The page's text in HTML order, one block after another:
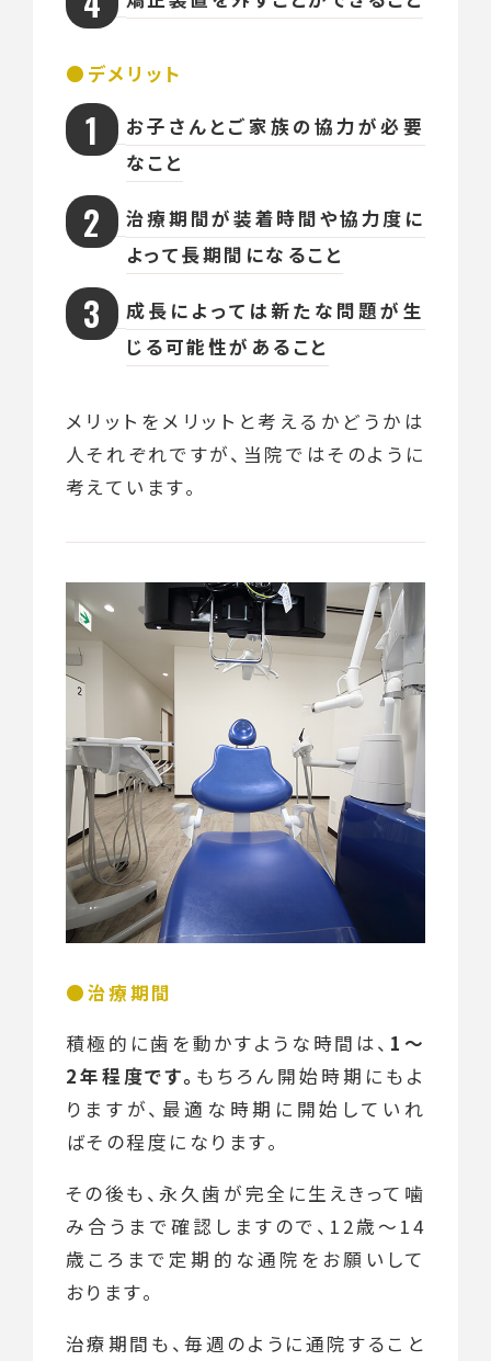
デメリット
お子さんとご家族の協力が必要
なこと
治療期間が装着時間や協力度に
よって長期間になること
成長によっては新たな問題が生
じる可能性があること
メリットをメリットと考えるかどうかは
人それぞれですが、当院ではそのように
考えています。
治療期間
積極的に歯を動かすような時間は、 1～
2年程度です。 もちろん開始時期にもよ
りますが、最適な時期に開始していれ
ばその程度になります。
その後も、永久歯が完全に生えきって噛
み合うまで確認しますので、12歳～14
歳ころまで定期的な通院をお願いして
おります。
治療期間も、毎週のように通院すること